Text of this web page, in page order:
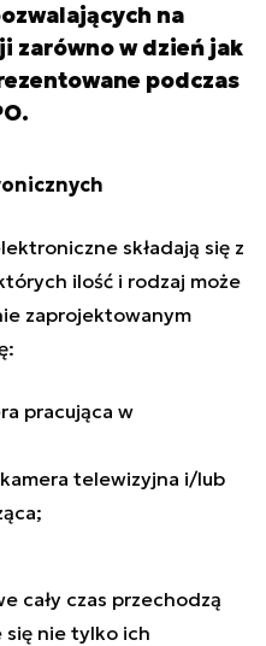
na
zarówno w dzień jak
podczas
składają się z
ilość i rodzaj może
zaprojektowanym
pracująca w
telewizyjna i/lub
cały czas przechodzą
się nie tylko ich